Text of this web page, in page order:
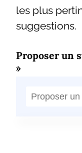
les plus
suggestions.
Proposer un
»